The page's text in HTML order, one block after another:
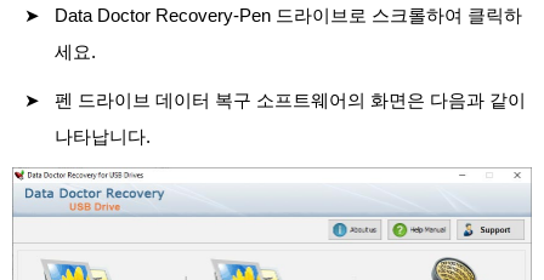
Data Doctor Recovery-Pen 드라이브로 스크롤하여 클릭하
세요.
펜 드라이브 데이터 복구 소프트웨어의 화면은 다음과 같이
나타납니다.